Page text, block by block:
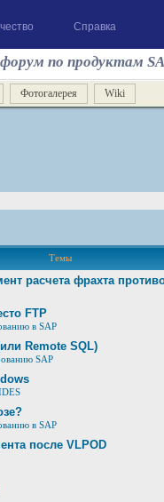
Справка
по продуктам
Фотогалерея Wiki
Темы
расчета фрахта
FTP
в SAP
Remote SQL)
SAP
в SAP
после VLPOD